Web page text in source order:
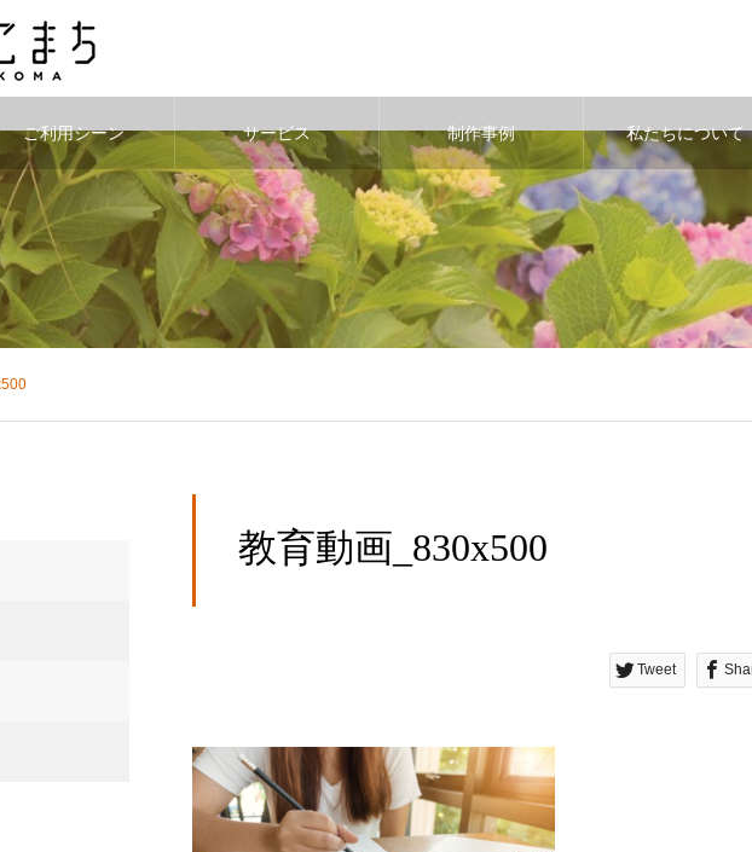
ご利用シーン サービス 制作事例 私たちについて
nijikoma/nijikoma.net/public_html/wp-content/themes/noel_tcd072/single.php on line
教育動画_830x500
Tweet